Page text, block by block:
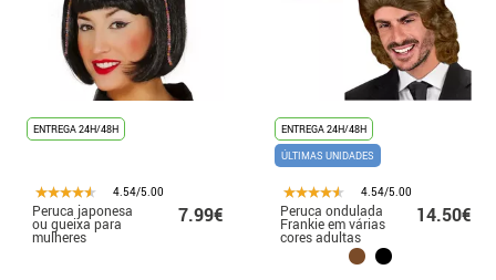
ENTREGA 24H/48H
4.54/5.00
Peruca japonesa
ou gueixa para
mulheres
7.99€
ENTREGA 24H/48H
ÚLTIMAS UNIDADES
4.54/5.00
Peruca ondulada
Frankie em várias
cores adultas
14.50€